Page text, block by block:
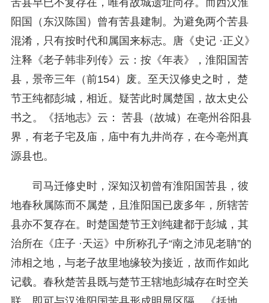
阳国（东汉陈国）曾有苦县建制。为避免两个苦县
混淆，只有按时代和属国来标志。唐《史记 ·正义》
注释《老子韩非列传》云： 按《年表》，淮阳国苦
县，景帝三年（前154）废。至天汉修史之时， 楚
节王纯都彭城，相近。疑苦此时属楚国，故太史公
书之。《括地志》云： 苦县（故城）在亳州谷阳县
界，有老子宅及庙，庙中有九井尚存，在今亳州真
源县也。
司马迁修史时，深知汉初曾有淮阳国苦县，彼
地春秋属陈而不属楚，且淮阳国已废多年，所辖苦
县亦不复存在。时楚国楚节王刘纯建都于彭城，其
治所在《庄子 ·天运》中所称孔子“南之沛见老聃”的
沛相之地，与老子故里地缘较为接近，故而作如此
记载。春秋楚苦县既与楚节王辖地彭城存在时空关